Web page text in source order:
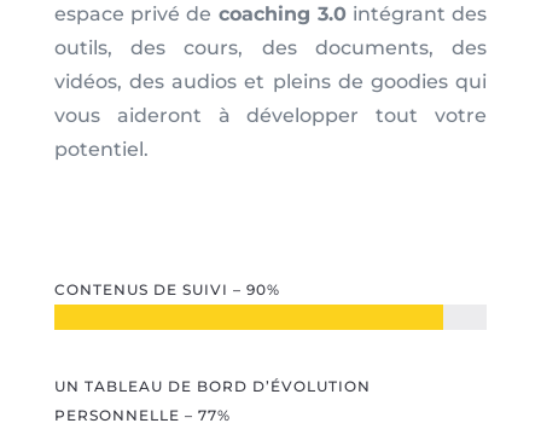
espace privé de coaching 3.0intégrant des
outils, des cours, des documents, des
vidéos, des audios et pleins de goodies qui
vous aideront à développer tout votre
potentiel.
CONTENUS DE SUIVI – 90%
UN TABLEAU DE BORD D’ÉVOLUTION
PERSONNELLE – 77%